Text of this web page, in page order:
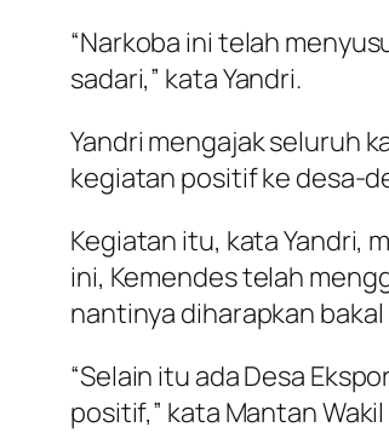
“Narkoba ini telah
sadari,” kata Yandri.
Yandri mengajak seluruh
kegiatan positif ke desa-
Kegiatan itu, kata Yandri,
ini, Kemendes telah
nantinya diharapkan
“Selain itu ada Desa
positif,” kata Mantan Wakil